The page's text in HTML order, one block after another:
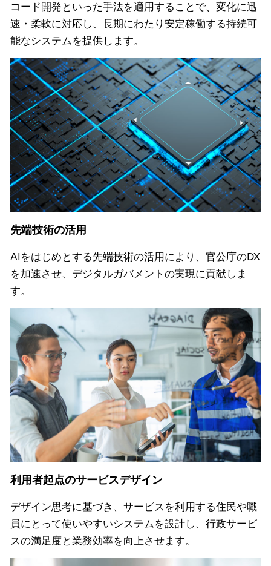
コード開発といった手法を適用することで、変化に迅
速・柔軟に対応し、長期にわたり安定稼働する持続可
能なシステムを提供します。
先端技術の活用
AIをはじめとする先端技術の活用により、官公庁のDX
を加速させ、デジタルガバメントの実現に貢献しま
す。
利用者起点のサービスデザイン
デザイン思考に基づき、サービスを利用する住民や職
員にとって使いやすいシステムを設計し、行政サービ
スの満足度と業務効率を向上させます。